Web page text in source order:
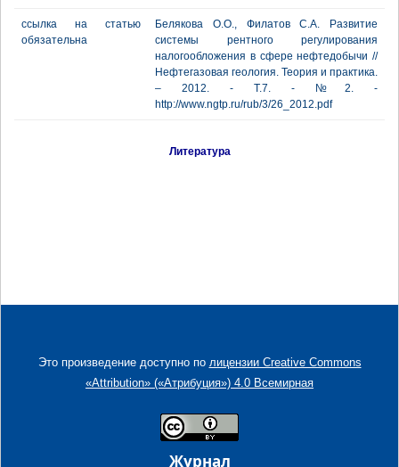
ссылка на статью
обязательна
Белякова О.О., Филатов С.А. Развитие
системы рентного регулирования
налогообложения в сфере нефтедобычи //
Нефтегазовая геология. Теория и практика.
– 2012. - Т.7. - №2. -
http://www.ngtp.ru/rub/3/26_2012.pdf
Литература
Это произведение доступно по лицензии Creative Commons
«Attribution» («Атрибуция») 4.0 Всемирная
Журнал